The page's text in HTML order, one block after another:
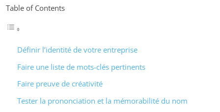
Table of Contents
Définir l’identité de votre entreprise
Faire une liste de mots-clés pertinents
Faire preuve de créativité
Tester la prononciation et la mémorabilité du nom